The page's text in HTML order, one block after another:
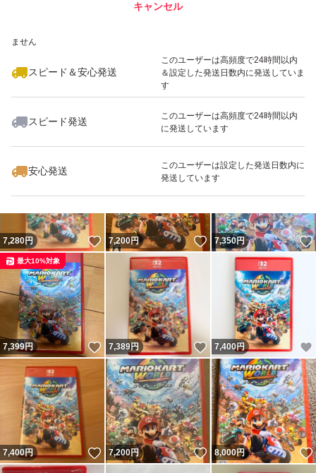
ません
スピード＆安心発送
このユーザーは高頻度で24時間以内
＆設定した発送日数内に発送していま
す
スピード発送
このユーザーは高頻度で24時間以内
に発送しています
安心発送
このユーザーは設定した発送日数内に
発送しています
キャンセル
いいね！
8,200
7,280円 いいね！
7,200円 いいね！
7,350円
7,399円 いいね！
最大10%対象
7,389円 いいね！
7,400円
7,400円 いいね！
7,200円 いいね！
8,000円